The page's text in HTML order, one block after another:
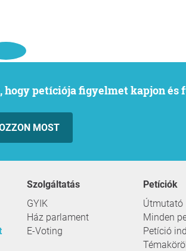
hogy petíciója figyelmet kapjon és
MOST
szolgáltatás
GYIK
Ház parlament
E-Voting
Petíciók
Útmutató
Minden
Petíció